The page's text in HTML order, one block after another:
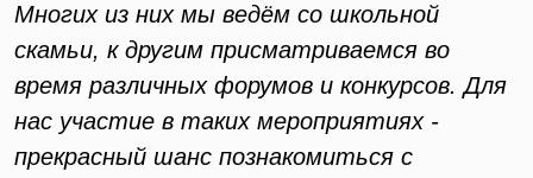
Многих из них мы ведём со школьной
скамьи, к другим присматриваемся во
время различных форумов и конкурсов. Для
нас участие в таких мероприятиях -
прекрасный шанс познакомиться с